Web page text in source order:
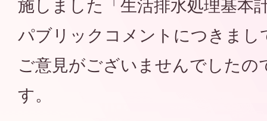
施しました「生活排水処理基本
パブリックコメントにつきまし
ご意見がございませんでしたの
す。